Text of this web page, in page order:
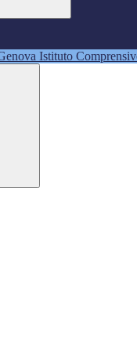
Istituto